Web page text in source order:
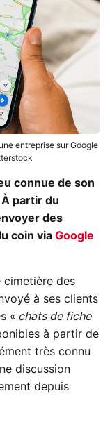
entreprise sur Google
connue de son
partir du
des
coin via Google
cimetière des
à ses clients
« chats de fiche
à partir de
très connu
discussion
depuis